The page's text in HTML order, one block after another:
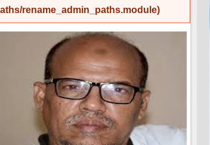
rename_admin_paths.module).